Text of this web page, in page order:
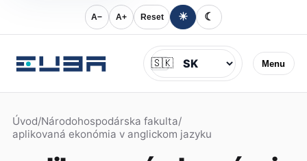
A− A+ Reset ☀ ☾
Menu
Jazyk
🇸🇰
Úvod/Národohospodárska fakulta/
aplikovaná ekonómia v anglickom jazyku